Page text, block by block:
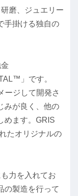
磨、ジュエリー
手掛ける独自の
」です。
ージして開発さ
みが良く、他の
めます。GRIS
たオリジナルの
力を入れてお
の製造を行って